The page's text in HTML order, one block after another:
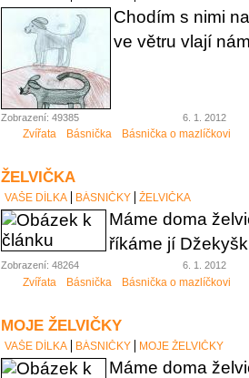
Chodím s nimi
ve větru vlají
Zobrazení: 49385 6. 1. 2012
Zvířata Básnička Básnička o mazlíčkovi
ŽELVIČKA
VAŠE DÍLKA BÁSNIČKY ŽELVIČKA
Máme doma
říkáme jí
Zobrazení: 48264 6. 1. 2012
Zvířata Básnička Básnička o mazlíčkovi
MOJE ŽELVIČKY
VAŠE DÍLKA BÁSNIČKY MOJE ŽELVIČKY
Máme doma